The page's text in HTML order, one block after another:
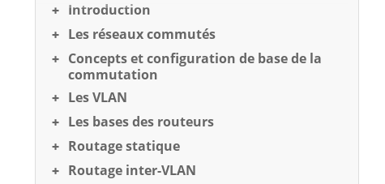
Introduction
Les réseaux commutés
Concepts et configuration de base de la
commutation
Les VLAN
Les bases des routeurs
Routage statique
Routage inter-VLAN